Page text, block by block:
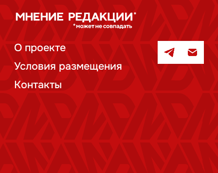
О проекте
Условия размещения
Контакты